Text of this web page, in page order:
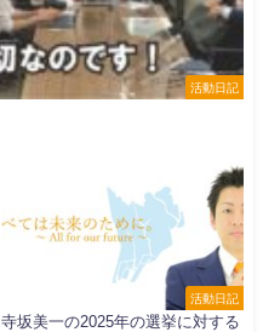
活動日記
活動日記
寺坂美一の2025年の選挙に対する